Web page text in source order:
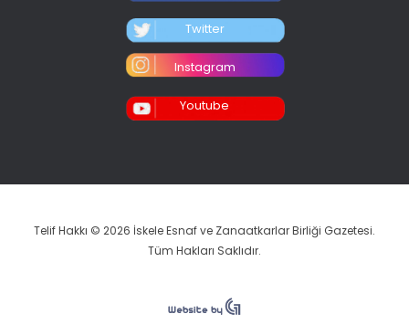
Twitter
Instagram
Youtube
Telif Hakkı © 2026 İskele Esnaf ve Zanaatkarlar Birliği Gazetesi.
Tüm Hakları Saklıdır.